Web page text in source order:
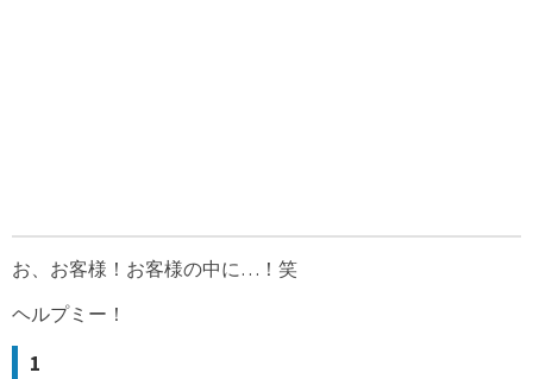
お、お客様！お客様の中に…！笑
ヘルプミー！
1